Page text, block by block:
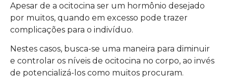
Apesar de a ocitocina ser um hormônio desejado
por muitos, quando em excesso pode trazer
complicações para o indivíduo.
Nestes casos, busca-se uma maneira para diminuir
e controlar os níveis de ocitocina no corpo, ao invés
de potencializá-los como muitos procuram.